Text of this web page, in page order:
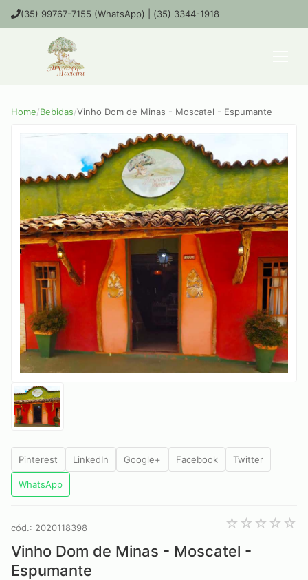
(35) 99767-7155 (WhatsApp) | (35) 3344-1918
Home/Bebidas/Vinho Dom de Minas - Moscatel - Espumante
Pinterest LinkedIn Google+ Facebook Twitter
WhatsApp
cód.: 2020118398
Vinho Dom de Minas - Moscatel -
Espumante